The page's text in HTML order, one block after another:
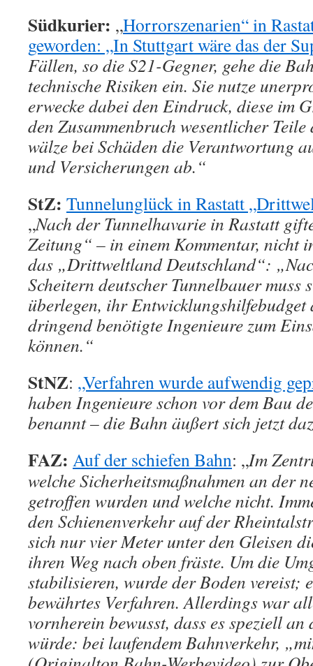
Südkurier: „Horrorszenarien“ in
geworden: „In Stuttgart wäre das der
Fällen, so die S21-Gegner, gehe die
technische Risiken ein. Sie nutze
erwecke dabei den Eindruck, diese im
den Zusammenbruch wesentlicher
wälze bei Schäden die Verantwortung
und Versicherungen ab.“
StZ: Tunnelunglück in Rastatt
„Nach der Tunnelhavarie in Rastatt
Zeitung“ – in einem Kommentar, nicht
das „Drittweltland Deutschland“:
Scheitern deutscher Tunnelbauer muss
überlegen, ihr Entwicklungshilfebudget
dringend benötigte Ingenieure zum
können.“
StNZ: „Verfahren wurde aufwendig
haben Ingenieure schon vor dem Bau
benannt – die Bahn äußert sich jetzt
FAZ: Auf der schiefen Bahn: „Im
welche Sicherheitsmaßnahmen an der
getroffen wurden und welche nicht.
den Schienenverkehr auf der
sich nur vier Meter unter den Gleisen
ihren Weg nach oben fräste. Um die
stabilisieren, wurde der Boden vereist;
bewährtes Verfahren. Allerdings war
vornherein bewusst, dass es speziell
würde: bei laufendem Bahnverkehr,